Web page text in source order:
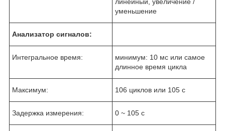
уменьшение
Анализатор сигналов:
Интегральное время:
минимум: 10 мс или самое
длинное время цикла
Максимум: 106 циклов или 105 с
Задержка измерения: 0 ~ 105 с